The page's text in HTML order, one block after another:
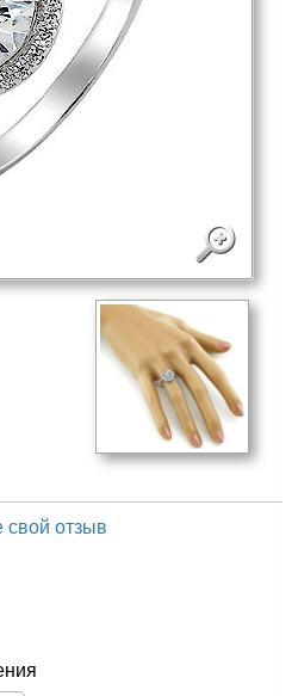
свой отзыв